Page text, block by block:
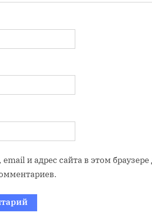
и адрес сайта в этом браузере